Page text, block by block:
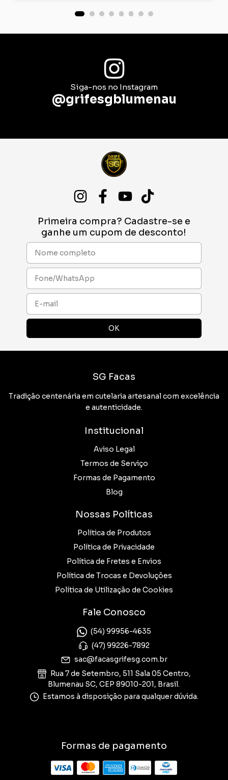
Siga-nos no Instagram
@grifesgblumenau
Primeira compra? Cadastre-se e
ganhe um cupom de desconto!
SG Facas
Tradição centenária em cutelaria artesanal com excelência
e autenticidade.
Institucional
Aviso Legal
Termos de Serviço
Formas de Pagamento
Blog
Nossas Políticas
Política de Produtos
Política de Privacidade
Política de Fretes e Envios
Política de Trocas e Devoluções
Política de Utilização de Cookies
Fale Conosco
(54) 99956-4635
(47) 99226-7892
sac@facasgrifesg.com.br
Rua 7 de Setembro, 511 Sala 05 Centro,
Blumenau SC, CEP 89010-201, Brasil.
Estamos à disposição para qualquer dúvida.
Formas de pagamento